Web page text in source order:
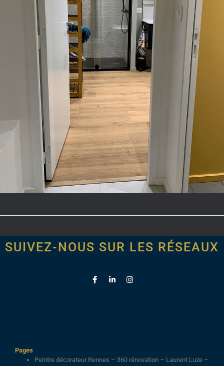
SUIVEZ-NOUS SUR LES RÉSEAUX
Pages
Peintre décorateur Rennes – 360 rénovation – Laurent Luze –